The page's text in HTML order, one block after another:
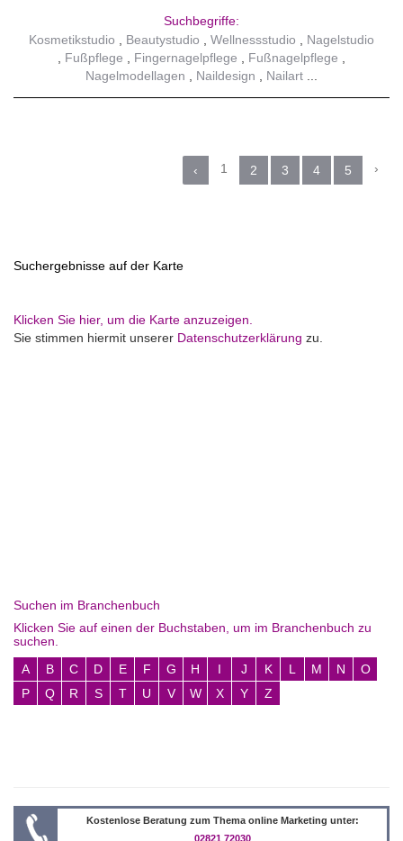
Suchbegriffe:
Kosmetikstudio
Beautystudio Wellnessstudio
Nagelstudio
Fußpflege
Fingernagelpflege
Fußnagelpflege
Nagelmodellagen
Naildesign Nailart
‹ 1 2 3 4 5 ›
Suchergebnisse auf der Karte
Klicken Sie hier, um die Karte anzuzeigen.
Sie stimmen hiermit unserer Datenschutzerklärung zu.
Suchen im Branchenbuch
Klicken Sie auf einen der Buchstaben, um im Branchenbuch zu
suchen.
A
B C D E F G H I J K L M N
O
P
Q R S T U V W X Y Z
Kostenlose Beratung zum Thema online Marketing unter:
02821 72030